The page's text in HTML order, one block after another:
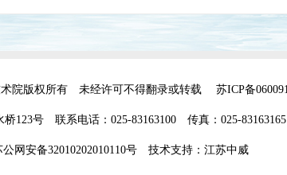
术院版权所有 未经许可不得翻录或转载 苏ICP备
桥123号 联系电话：025-83163100 传真：025-
公网安备32010202010110号 技术支持：江苏中威